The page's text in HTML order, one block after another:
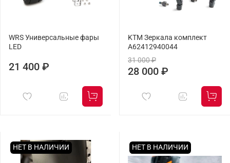
WRS Универсальные фары
LED
21 400 ₽
KTM Зеркала комплект
A62412940044
31 000 ₽
28 000 ₽
НЕТ В НАЛИЧИИ НЕТ В НАЛИЧИИ